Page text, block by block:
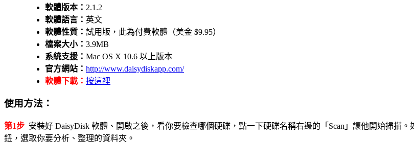
軟體版本： 2.1.2
軟體語言： 英文
軟體性質： 試用版，此為付費軟體（美金 $9.95）
檔案大小： 3.9MB
系統支援： Mac OS X 10.6 以上版本
官方網站： http://www.daisydiskapp.com/
軟體下載： 按這裡
使用方法：
第1步 安裝好 DaisyDisk 軟體、開啟之後，看你要檢查哪個硬碟，點一下硬碟名稱右邊的「Scan」讓他開始掃描
鈕，選取你要分析、整理的資料夾。